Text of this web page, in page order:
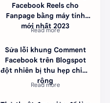
Facebook Reels cho
Fanpage bằng máy tính
mới nhất 2023
Sửa lỗi khung Comment
Facebook trên Blogspot
đột nhiên bị thu hẹp chiều
rộng